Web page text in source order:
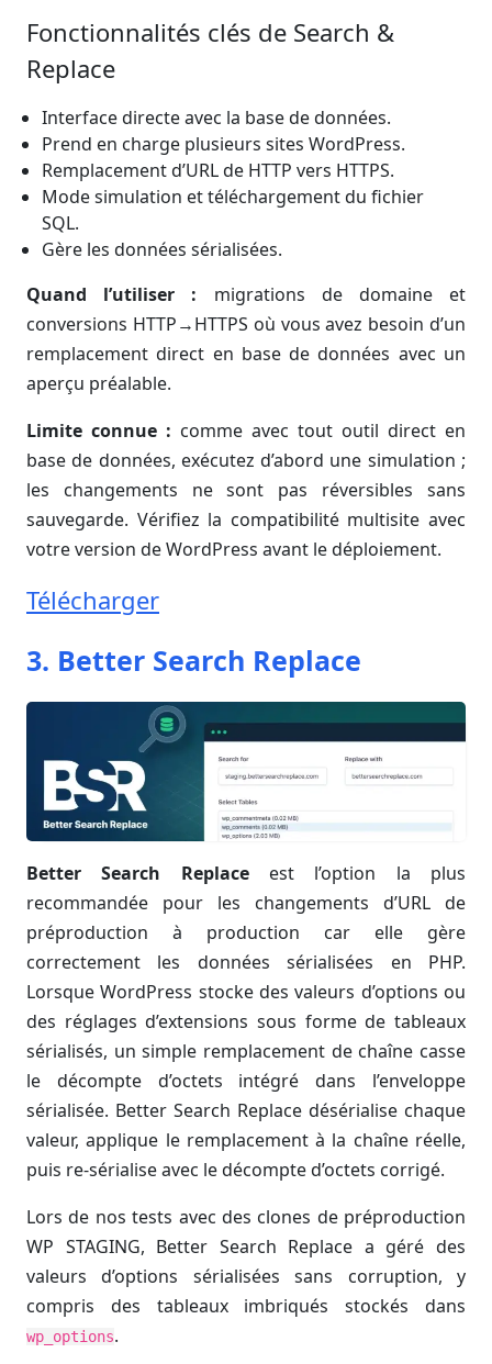
Fonctionnalités clés de Search &
Replace
Interface directe avec la base de données.
Prend en charge plusieurs sites WordPress.
Remplacement d’URL de HTTP vers HTTPS.
Mode simulation et téléchargement du fichier
SQL.
Gère les données sérialisées.
Quand l’utiliser : migrations de domaine et
conversions HTTP→HTTPS où vous avez besoin d’un
remplacement direct en base de données avec un
aperçu préalable.
Limite connue : comme avec tout outil direct en
base de données, exécutez d’abord une simulation ;
les changements ne sont pas réversibles sans
sauvegarde. Vérifiez la compatibilité multisite avec
votre version de WordPress avant le déploiement.
Télécharger
3. Better Search Replace
Better Search Replaceest l’option la plus
recommandée pour les changements d’URL de
préproduction à production car elle gère
correctement les données sérialisées en PHP.
Lorsque WordPress stocke des valeurs d’options ou
des réglages d’extensions sous forme de tableaux
sérialisés, un simple remplacement de chaîne casse
le décompte d’octets intégré dans l’enveloppe
sérialisée. Better Search Replace désérialise chaque
valeur, applique le remplacement à la chaîne réelle,
puis re-sérialise avec le décompte d’octets corrigé.
Lors de nos tests avec des clones de préproduction
WP STAGING, Better Search Replace a géré des
valeurs d’options sérialisées sans corruption, y
compris des tableaux imbriqués stockés dans
wp_options.